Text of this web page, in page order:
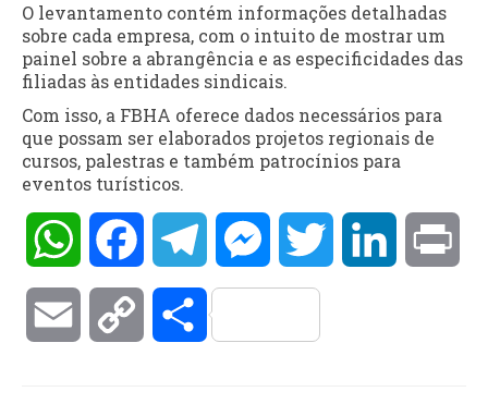
O levantamento contém informações detalhadas
sobre cada empresa, com o intuito de mostrar um
painel sobre a abrangência e as especificidades das
filiadas às entidades sindicais.
Com isso, a FBHA oferece dados necessários para
que possam ser elaborados projetos regionais de
cursos, palestras e também patrocínios para
eventos turísticos.
WhatsAppFacebookTelegramMessengerTwitter LinkedIn
Email Copy Compartilhar